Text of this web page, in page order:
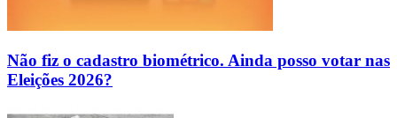
Não fiz o cadastro biométrico. Ainda posso votar nas
Eleições 2026?